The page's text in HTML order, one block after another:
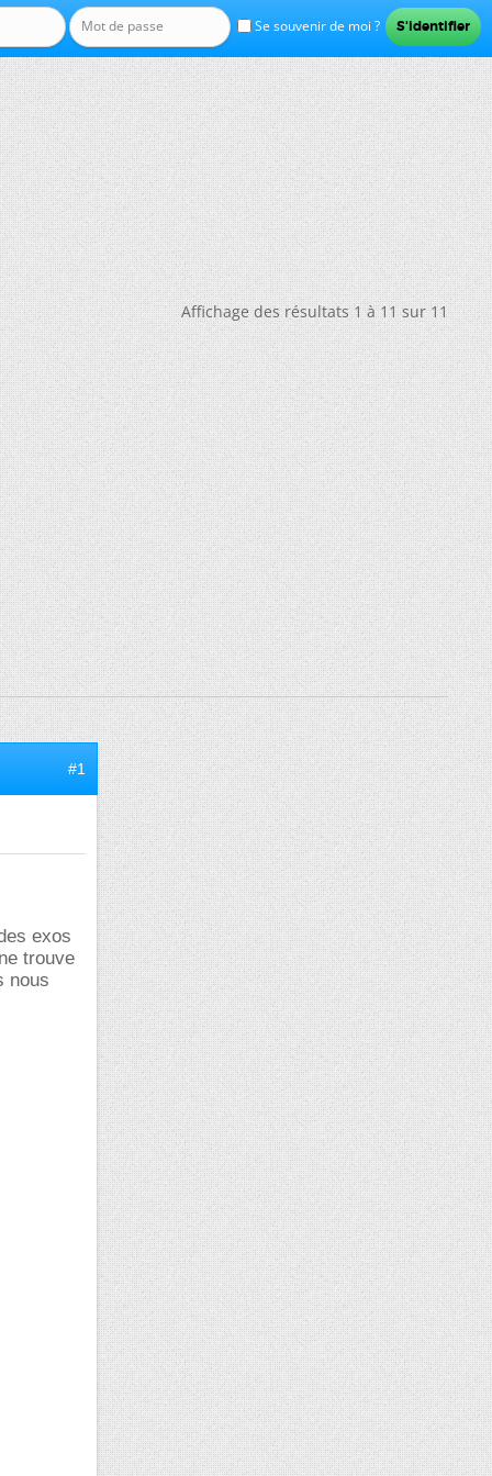
Se souvenir de moi ?
Affichage des résultats 1 à 11 sur 11
#1
exos
trouve
nous